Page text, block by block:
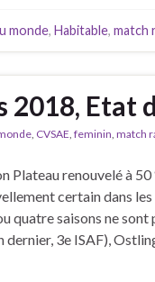
monde, Habitable, match
2018, Etat
CVSAE feminin match
Plateau renouvelé à
certain dans
quatre saisons ne sont
dernier, 3e ISAF),